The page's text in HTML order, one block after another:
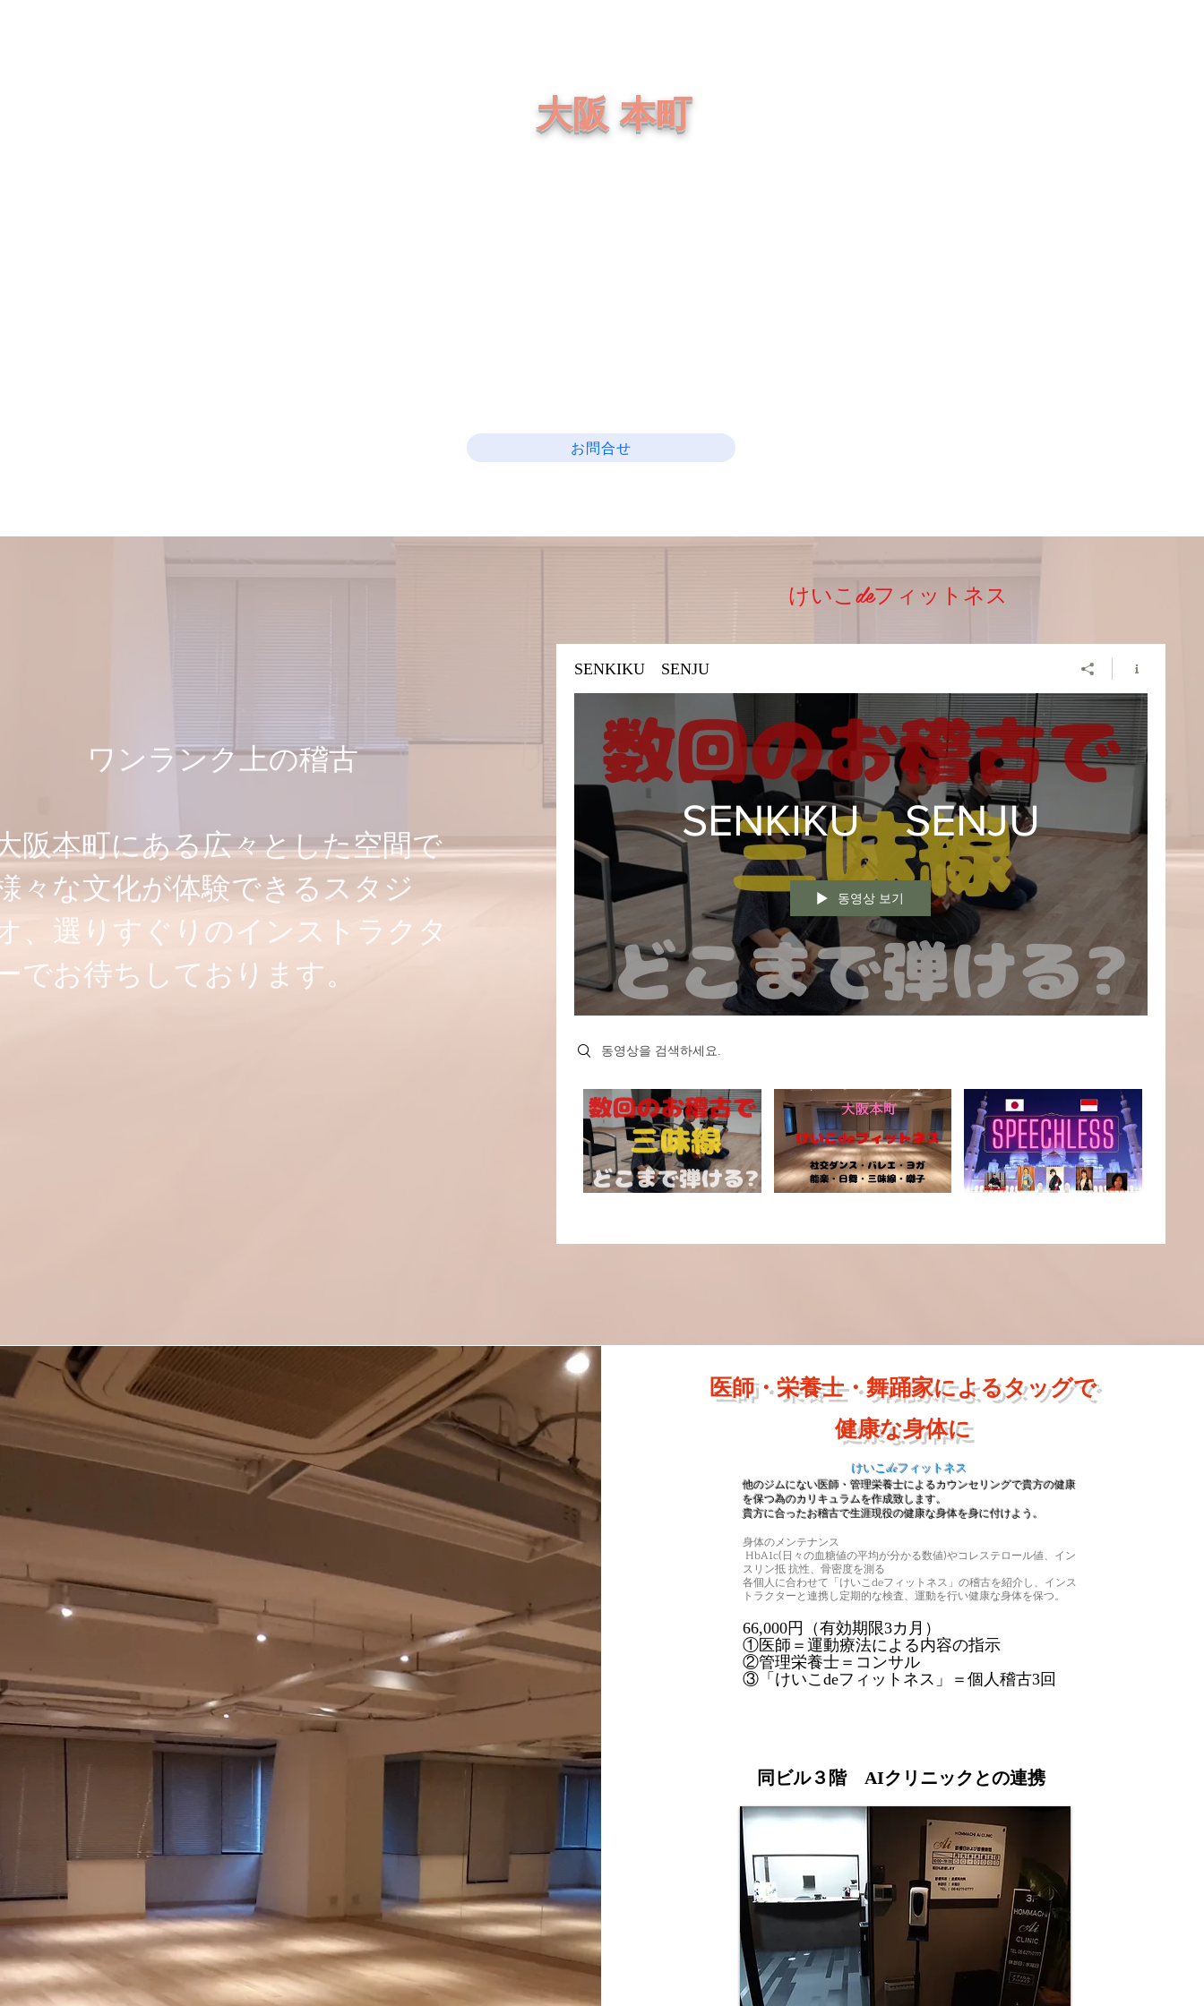
​大阪 本町
お問合せ
​ワンランク上の稽古
阪本町にある広々とした空間で
々な文化が体験できるスタジ
、選りすぐりのインストラクタ
でお待ちしております。
けいこdeフィットネス
SENKIKU SENJU
SENKIKU SENJU
동영상 보기
Search videos
医師・栄養士・舞踊家によるタッグで
健康な身体に
けいこdeフィットネス
他のジムにない医師・管理栄養士によるカウンセリングで貴方の健康
を保つ為のカリキュラムを作成致します。
貴方に合ったお稽古で生涯現役の健康な身体を身に付けよう。
​身体のメンテナンス
HbA1c(日々の血糖値の平均が分かる数値)やコレステロール値、イン
スリン抵 抗性、骨密度を測る
​各個人に合わせて「けいこdeフィットネス」の稽古を紹介し、インス
トラクターと連携し定期的な検査、運動を行い健康な身体を保つ。
66,000円（有効期限3カ月）
①医師＝運動療法による内容の指示
②管理栄養士＝コンサル
③「けいこdeフィットネス」＝個人稽古3回
​同ビル３階 AIクリニックとの連携